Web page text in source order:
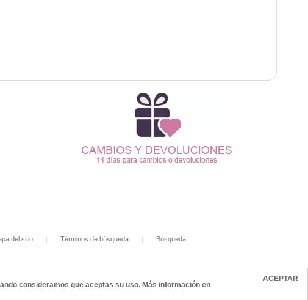
del sitio Términos de búsqueda
Búsqueda
info@enepe.com (showroom enepe sólo con cita previa)
ACEPTAR
consideramos que aceptas su uso. Más información en